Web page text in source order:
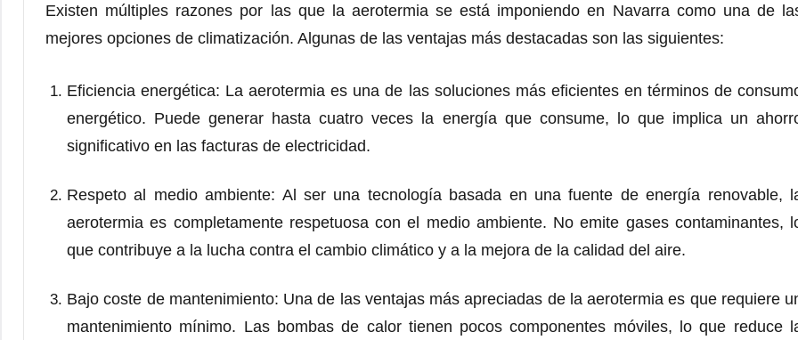
Existen múltiples razones por las que la aerotermia se está imponiendo en Navarra como una de
mejores opciones de climatización. Algunas de las ventajas más destacadas son las siguientes:
Eficiencia energética: La aerotermia es una de las soluciones más eficientes en términos de
energético. Puede generar hasta cuatro veces la energía que consume, lo que implica un
significativo en las facturas de electricidad.
Respeto al medio ambiente: Al ser una tecnología basada en una fuente de energía renovable,
aerotermia es completamente respetuosa con el medio ambiente. No emite gases contaminantes,
que contribuye a la lucha contra el cambio climático y a la mejora de la calidad del aire.
Bajo coste de mantenimiento: Una de las ventajas más apreciadas de la aerotermia es que requiere
mantenimiento mínimo. Las bombas de calor tienen pocos componentes móviles, lo que reduce